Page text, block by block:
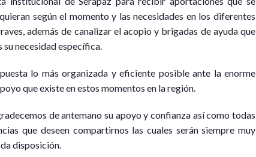
según el momento y las necesidades en los diferentes
además de canalizar el acopio y brigadas de ayuda que
necesidad específica.
lo más organizada y eficiente posible ante la enorme
que existe en estos momentos en la región.
de antemano su apoyo y confianza así como todas
que deseen compartirnos las cuales serán siempre muy
disposición.